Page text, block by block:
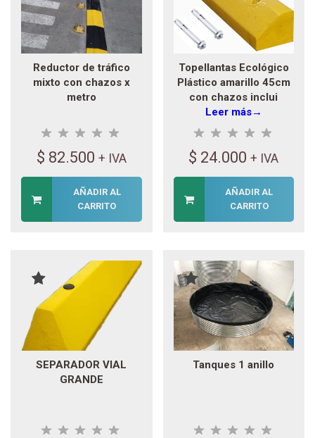
Reductor de tráfico
mixto con chazos x
metro
$ 82.500 + IVA
AÑADIR AL
CARRITO
Topellantas Ecológico
Plástico amarillo 45cm
con chazos inclui
Leer más→
$ 24.000 + IVA
AÑADIR AL
CARRITO
SEPARADOR VIAL
GRANDE
Tanques 1 anillo